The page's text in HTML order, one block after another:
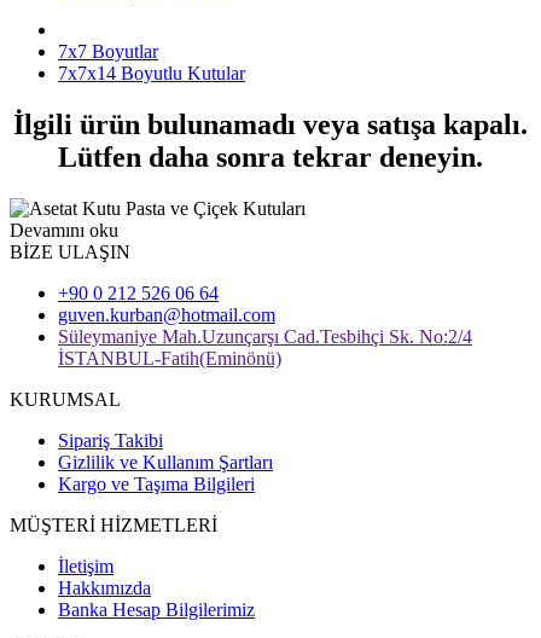
7x7 Boyutlar
7x7x14 Boyutlu Kutular
İlgili ürün bulunamadı veya satışa kapalı.
Lütfen daha sonra tekrar deneyin.
Devamını oku
BİZE ULAŞIN
+90 0 212 526 06 64
guven.kurban@hotmail.com
Süleymaniye Mah.Uzunçarşı Cad.Tesbihçi Sk. No:2/4
İSTANBUL-Fatih(Eminönü)
KURUMSAL
Sipariş Takibi
Gizlilik ve Kullanım Şartları
Kargo ve Taşıma Bilgileri
MÜŞTERİ HİZMETLERİ
İletişim
Hakkımızda
Banka Hesap Bilgilerimiz